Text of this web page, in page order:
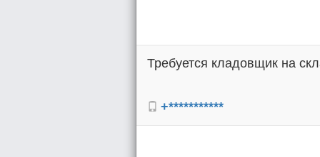
Требуется кладовщик на
+***********